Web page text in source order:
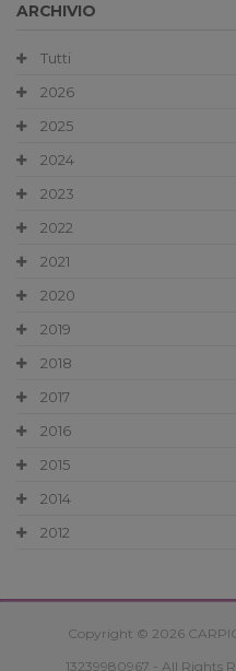
ARCHIVIO
Tutti
2026
2025
2024
2023
2022
2021
2020
2019
2018
2017
2016
2015
2014
2012
Copyright © 2026
13239980967 - All Rights